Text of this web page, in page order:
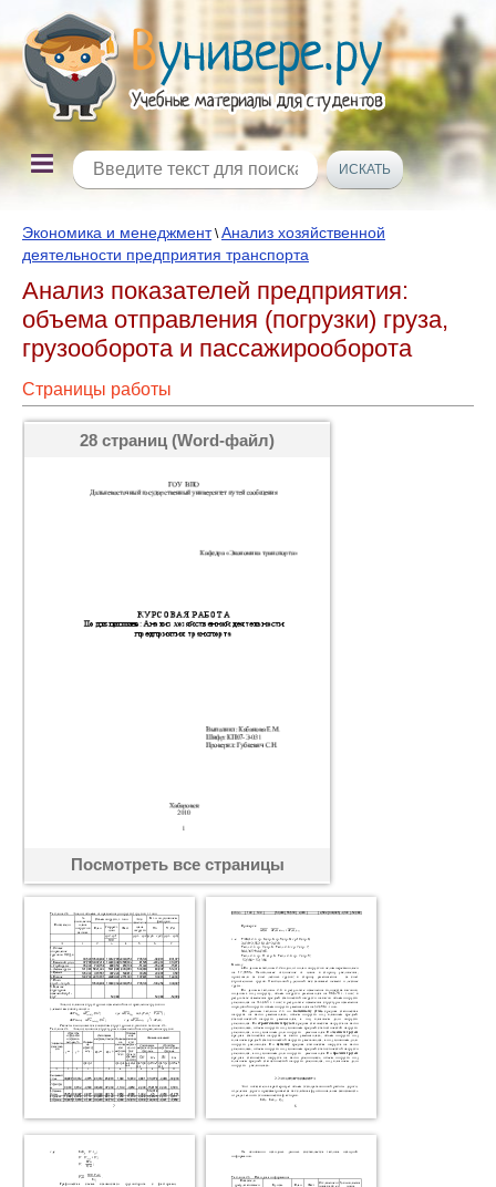
Экономика и менеджмент\Анализ хозяйственной
деятельности предприятия транспорта
Анализ показателей предприятия:
объема отправления (погрузки) груза,
грузооборота и пассажирооборота
Страницы работы
28 страниц (Word-файл)
Посмотреть все страницы